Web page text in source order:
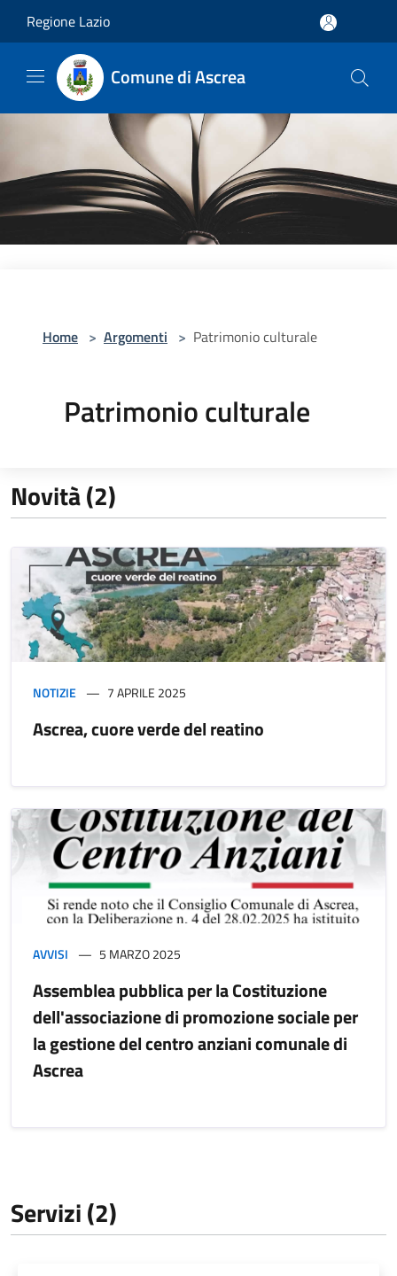
Regione Lazio
Comune di Ascrea
Home > Argomenti > Patrimonio culturale
Patrimonio culturale
Novità (2)
NOTIZIE 7 APRILE 2025
Ascrea, cuore verde del reatino
AVVISI 5 MARZO 2025
Assemblea pubblica per la Costituzione
dell'associazione di promozione sociale per
la gestione del centro anziani comunale di
Ascrea
Servizi (2)